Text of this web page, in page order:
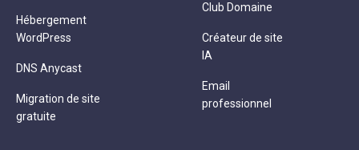
Hébergement
WordPress
DNS Anycast
Migration de site
gratuite
Club Domaine
Créateur de site
IA
Email
professionnel